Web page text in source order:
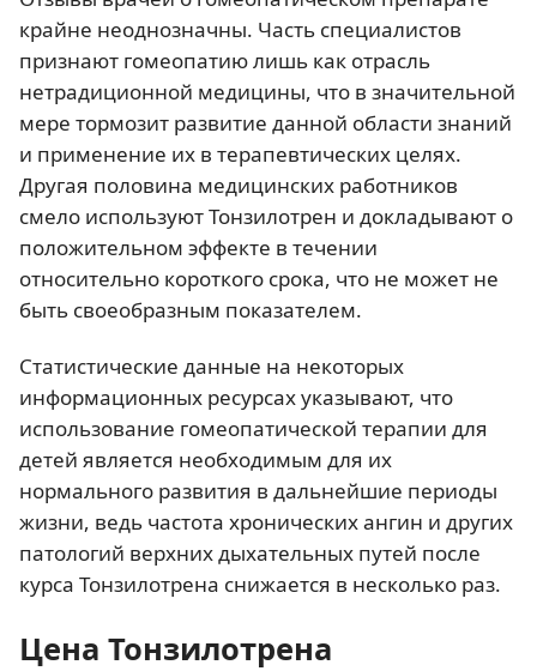
крайне неоднозначны. Часть специалистов
признают гомеопатию лишь как отрасль
нетрадиционной медицины, что в значительной
мере тормозит развитие данной области знаний
и применение их в терапевтических целях.
Другая половина медицинских работников
смело используют Тонзилотрен и докладывают о
положительном эффекте в течении
относительно короткого срока, что не может не
быть своеобразным показателем.
Статистические данные на некоторых
информационных ресурсах указывают, что
использование гомеопатической терапии для
детей является необходимым для их
нормального развития в дальнейшие периоды
жизни, ведь частота хронических ангин и других
патологий верхних дыхательных путей после
курса Тонзилотрена снижается в несколько раз.
Цена Тонзилотрена